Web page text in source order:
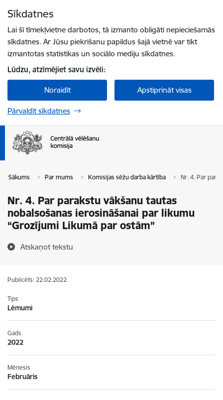
Sīkdatnes
Lai šī tīmekļvietne darbotos, tā izmanto obligāti nepieciešamās
sīkdatnes. Ar Jūsu piekrišanu papildus šajā vietnē var tikt
izmantotas statistikas un sociālo mediju sīkdatnes.
Lūdzu, atzīmējiet savu izvēli:
Noraidīt Apstiprināt visas
Pārvaldīt sīkdatnes
Sākums Par mums Komisijas sēžu darba kārtība Nr. 4. Par
Nr. 4. Par parakstu vākšanu tautas
nobalsošanas ierosināšanai par likumu
“Grozījumi Likumā par ostām”
Atskaņot tekstu
Publicēts: 22.02.2022.
Tips
Lēmumi
Gads
2022
Mēnesis
Februāris